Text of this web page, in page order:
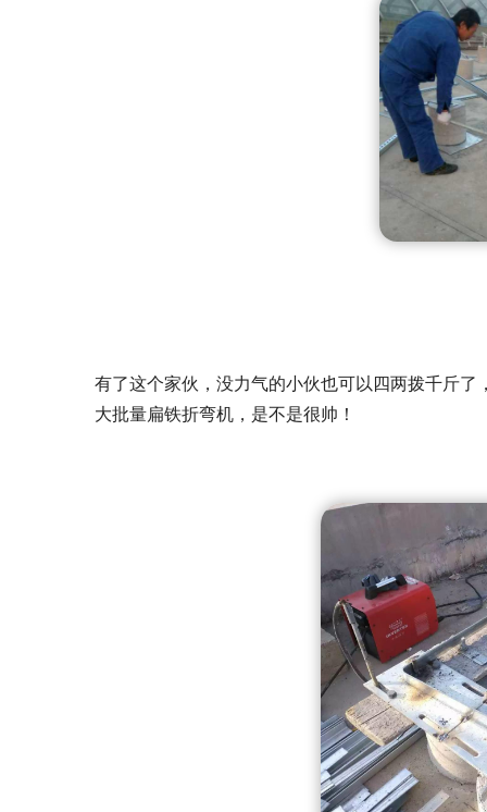
有了这个家伙，没力气的小伙也可以四两拨千斤
大批量扁铁折弯机，是不是很帅！